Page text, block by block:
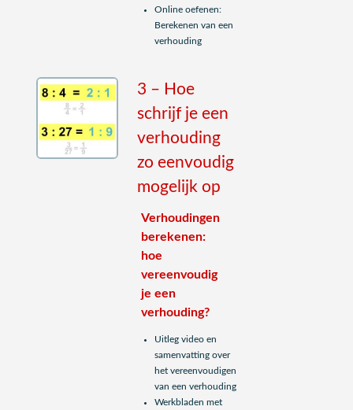
Online oefenen:
Berekenen van een
verhouding
3 – Hoe
schrijf je een
verhouding
zo eenvoudig
mogelijk op
Verhoudingen
berekenen:
hoe
vereenvoudig
je een
verhouding?
Uitleg video en
samenvatting over
het vereenvoudigen
van een verhouding
Werkbladen met